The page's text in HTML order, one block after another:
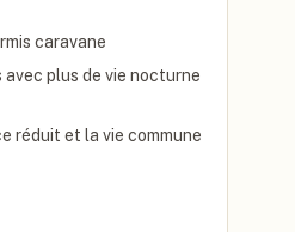
caravane
plus de vie nocturne
réduit et la vie commune